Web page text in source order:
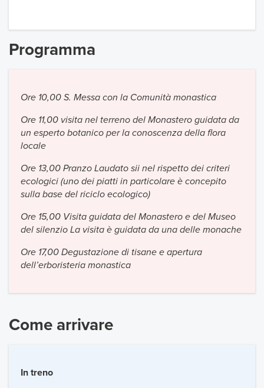
Programma
Ore 10,00 S. Messa con la Comunità monastica
Ore 11,00 visita nel terreno del Monastero guidata da
un esperto botanico per la conoscenza della flora
locale
Ore 13,00 Pranzo Laudato sii nel rispetto dei criteri
ecologici (uno dei piatti in particolare è concepito
sulla base del riciclo ecologico)
Ore 15,00 Visita guidata del Monastero e del Museo
del silenzio La visita è guidata da una delle monache
Ore 17,00 Degustazione di tisane e apertura
dell’erboristeria monastica
Come arrivare
In treno